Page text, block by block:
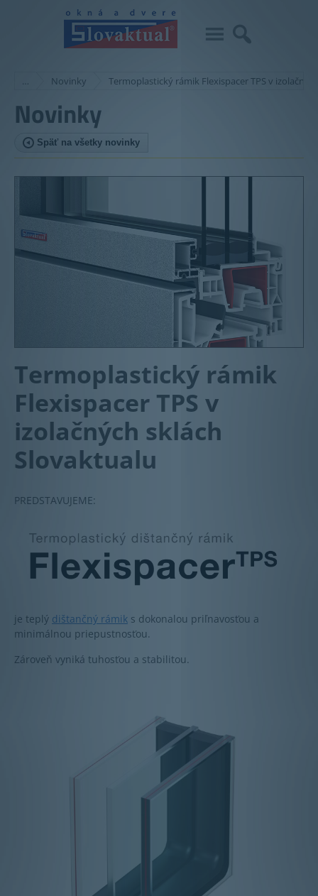
… Novinky Termoplastický rámik Flexispacer TPS v
Novinky
Späť na všetky novinky
Termoplastický rámik
Flexispacer TPS v
izolačných sklách
Slovaktualu
PREDSTAVUJEME:
je teplý dištančný rámik s dokonalou priľnavosťou a
minimálnou priepustnosťou.
Zároveň vyniká tuhosťou a stabilitou.